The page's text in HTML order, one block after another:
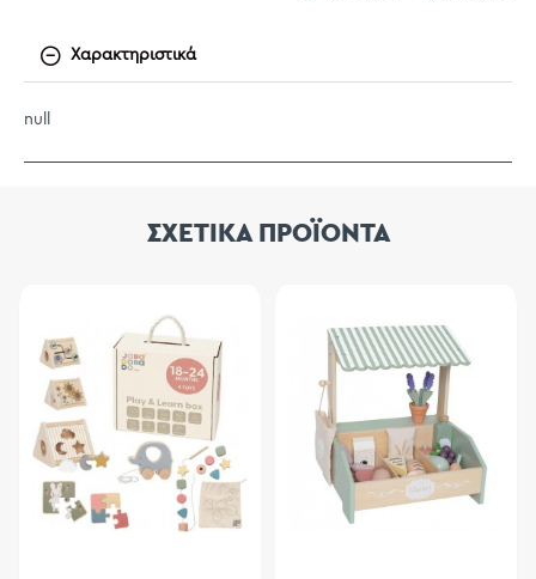
Χαρακτηριστικά
null
ΣΧΕΤΙΚΑ ΠΡΟΪΟΝΤΑ